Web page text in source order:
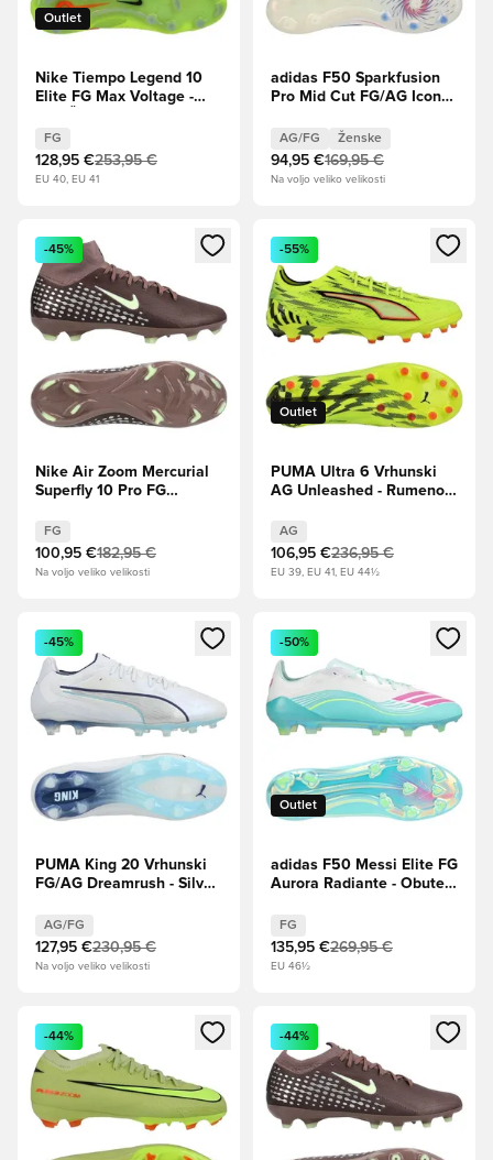
Outlet
Nike Tiempo Legend 10
Elite FG Max Voltage -
FG
128,95 €253,95 €
EU 40, EU 41
adidas F50 Sparkfusion
Pro Mid Cut FG/AG Icon
Bela/Kraljevsko
modra/Lucidno rdeča
Ženske
AG/FG Ženske
94,95 €169,95 €
Na voljo veliko velikosti
Odpre Modal za prijavo ali vpis kot član
-45%
Nike Air Zoom Mercurial
Superfly 10 Pro FG
Plum Eclipse/Kovinsko
srebro
FG
100,95 €182,95 €
Na voljo veliko velikosti
Odpre Modal za prijavo ali
Outlet
-55%
PUMA Ultra 6 Vrhunski
AG Unleashed - Rumeno
Žareče rdeče/Stiskanje
apna
AG
106,95 €236,95 €
EU 39, EU 41, EU 44½
Odpre Modal za prijavo ali vpis kot član
-45%
PUMA King 20 Vrhunski
FG/AG Dreamrush - Silver
Blue
AG/FG
127,95 €230,95 €
Na voljo veliko velikosti
Odpre Modal za prijavo ali
Outlet
-50%
adidas F50 Messi Elite FG
Aurora Radiante - Obutev
roza/turkizna
FG
135,95 €269,95 €
EU 46½
Odpre Modal za prijavo ali vpis kot član
-44%
Odpre Modal za prijavo ali
-44%